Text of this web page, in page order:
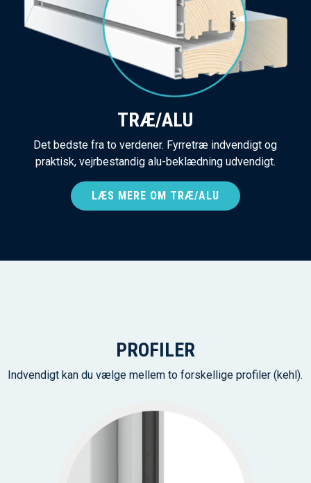
TRÆ/ALU
Det bedste fra to verdener. Fyrretræ indvendigt og
praktisk, vejrbestandig alu-beklædning udvendigt.
LÆS MERE OM TRÆ/ALU
PROFILER
Indvendigt kan du vælge mellem to forskellige profiler (kehl).